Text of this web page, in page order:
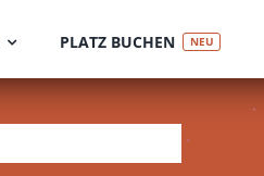
PLATZ BUCHEN NEU